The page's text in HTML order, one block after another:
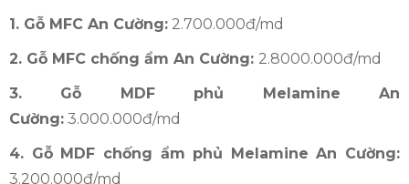
1. Gỗ MFC An Cường: 2.700.000đ/md
2. Gỗ MFC chống ẩm An Cường: 2.8000.000đ/md
3. Gỗ MDF phủ Melamine An
Cường: 3.000.000đ/md
4. Gỗ MDF chống ẩm phủ Melamine An Cường:
3.200.000đ/md